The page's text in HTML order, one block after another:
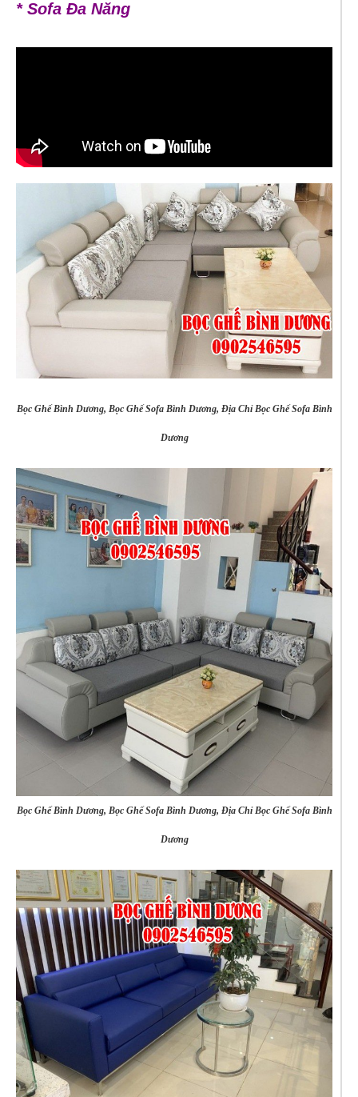
* Sofa Đa Năng
Bọc Ghế Bình Dương, Bọc Ghế Sofa Bình Dương, Địa Chỉ Bọc Ghế Sofa Bình
Dương
Bọc Ghế Bình Dương, Bọc Ghế Sofa Bình Dương, Địa Chỉ Bọc Ghế Sofa Bình
Dương